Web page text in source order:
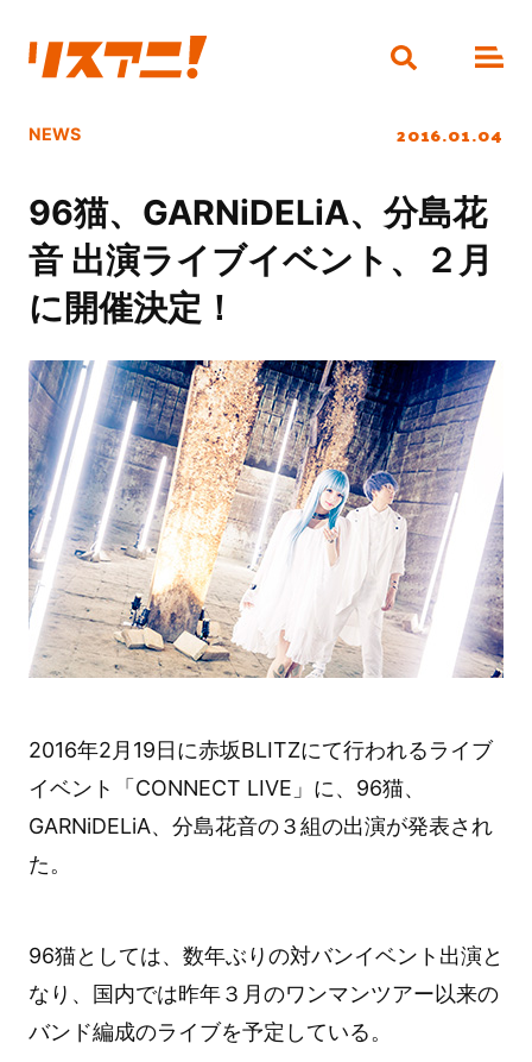
NEWS 2016.01.04
96猫、GARNiDELiA、分島花
音 出演ライブイベント、２月
に開催決定！
2016年2月19日に赤坂BLITZにて行われるライブ
イベント「CONNECT LIVE」に、96猫、
GARNiDELiA、分島花音の３組の出演が発表され
た。
96猫としては、数年ぶりの対バンイベント出演と
なり、国内では昨年３月のワンマンツアー以来の
バンド編成のライブを予定している。